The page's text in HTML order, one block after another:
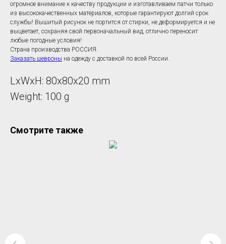
огромное внимание к качеству продукции и изготавливаем патчи только
из высококачественных материалов, которые гарантируют долгий срок
службы! Вышитый рисунок не портится от стирки, не деформируется и не
выцветает, сохраняя свой первоначальный вид, отлично переносит
любые погодные условия!
Страна производства РОССИЯ.
Заказать шевроны на одежду с доставкой по всей России.
LxWxH: 80x80x20 mm
Weight: 100 g
Смотрите также